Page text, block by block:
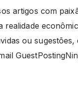
artigos com
realidade
ou sugestões,